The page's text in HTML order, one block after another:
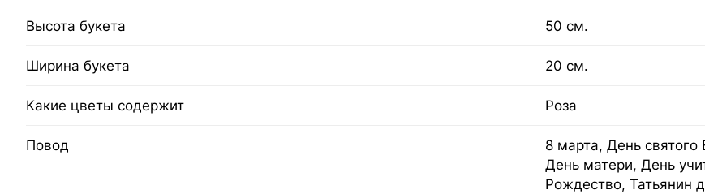
Высота букета 50 см.
Ширина букета 20 см.
Какие цветы содержит Роза
Повод
8 марта, День
День матери, День
Рождество, Татьянин